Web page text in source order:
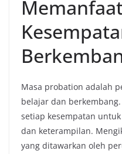
Masa probation adalah
belajar dan
setiap kesempatan
dan keterampilan.
yang ditawarkan oleh